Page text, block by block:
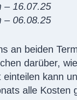
– 16.07.25
– 06.08.25
an beiden
darüber,
einteilen kann
alle Kosten